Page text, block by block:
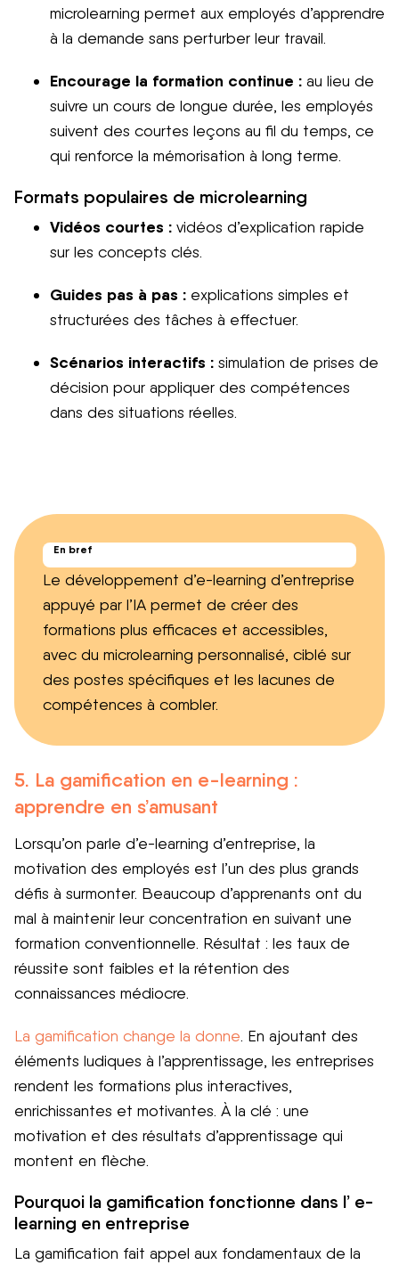
microlearning permet aux employés d’apprendre
à la demande sans perturber leur travail.
Encourage la formation continue : au lieu de
suivre un cours de longue durée, les employés
suivent des courtes leçons au fil du temps, ce
qui renforce la mémorisation à long terme.
Formats populaires de microlearning
Vidéos courtes : vidéos d’explication rapide
sur les concepts clés.
Guides pas à pas : explications simples et
structurées des tâches à effectuer.
Scénarios interactifs : simulation de prises de
décision pour appliquer des compétences
dans des situations réelles.
En bref
Le développement d’e-learning d’entreprise
appuyé par l’IA permet de créer des
formations plus efficaces et accessibles,
avec du microlearning personnalisé, ciblé sur
des postes spécifiques et les lacunes de
compétences à combler.
5. La gamification en e-learning :
apprendre en s’amusant
Lorsqu’on parle d’e-learning d’entreprise, la
motivation des employés est l’un des plus grands
défis à surmonter. Beaucoup d’apprenants ont du
mal à maintenir leur concentration en suivant une
formation conventionnelle. Résultat : les taux de
réussite sont faibles et la rétention des
connaissances médiocre.
La gamification change la donne. En ajoutant des
éléments ludiques à l’apprentissage, les entreprises
rendent les formations plus interactives,
enrichissantes et motivantes. À la clé : une
motivation et des résultats d’apprentissage qui
montent en flèche.
Pourquoi la gamification fonctionne dans l’ e-
learning en entreprise
La gamification fait appel aux fondamentaux de la